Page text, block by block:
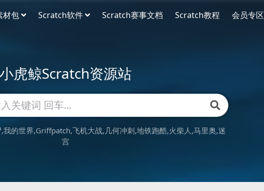
材包 Scratch软件 Scratch赛事文档 Scratch教程 会员专区
小虎鲸Scratch资源站
我的世界 Griffpatch 飞机大战 几何冲刺 地铁跑酷 火柴人 马里奥 迷
宫